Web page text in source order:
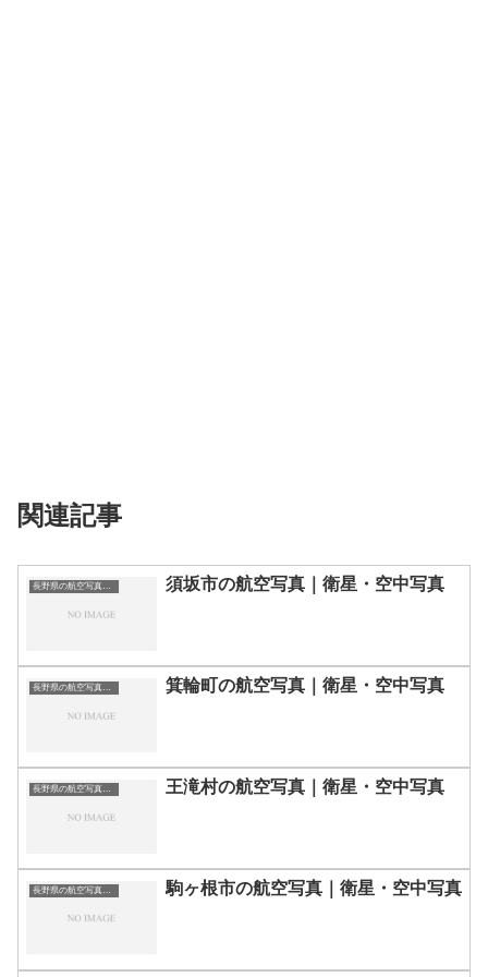
関連記事
長野県の航空写真・空中写真 須坂市の航空写真｜衛星・空中写真
長野県の航空写真・空中写真 箕輪町の航空写真｜衛星・空中写真
長野県の航空写真・空中写真 王滝村の航空写真｜衛星・空中写真
長野県の航空写真・空中写真 駒ヶ根市の航空写真｜衛星・空中写真